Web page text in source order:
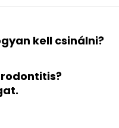
kell csinálni?